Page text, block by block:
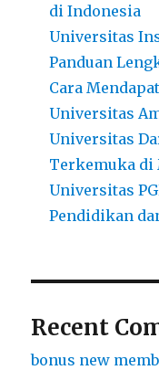
di Indonesia
Universitas
Panduan
Cara
Universitas
Universitas
Terkemuka di
Universitas
Pendidikan
Recent
bonus new